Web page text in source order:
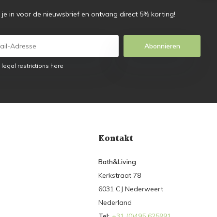
je in voor de nieuwsbrief en ontvang direct 5% korting!
Abonnieren
legal restrictions here
Kontakt
Bath&Living
Kerkstraat 78
6031 CJ Nederweert
Nederland